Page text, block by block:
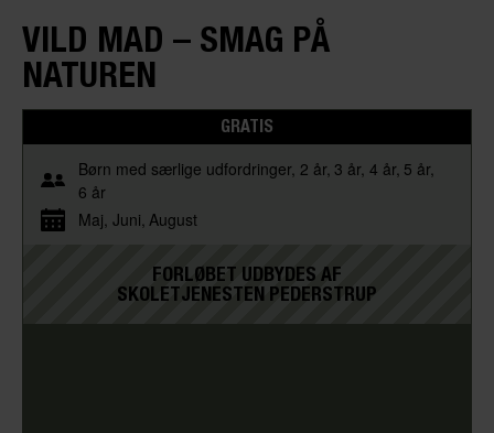
VILD MAD – SMAG PÅ
NATUREN
GRATIS
Børn med særlige udfordringer 2 år 3 år 4 år 5 år
6 år
Maj Juni August
FORLØBET UDBYDES AF
SKOLETJENESTEN PEDERSTRUP